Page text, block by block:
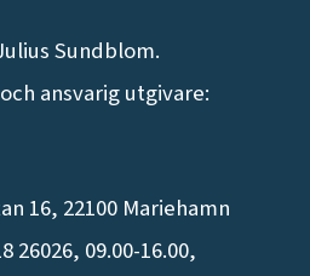
Sundblom.
ansvarig utgivare:
16, 22100 Mariehamn
26026, 09.00-16.00,